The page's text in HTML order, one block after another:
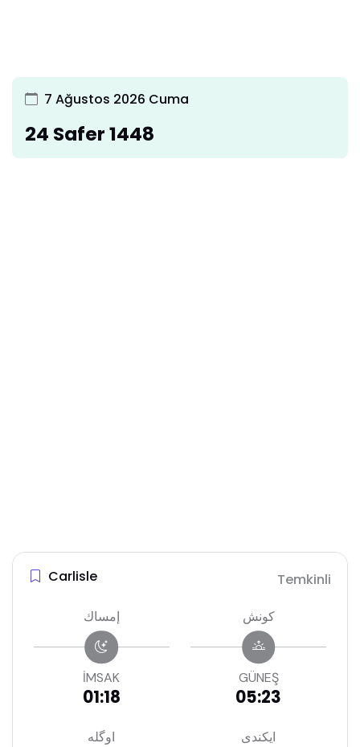
7 Ağustos 2026 Cuma
24 Safer 1448
Carlisle Temkinli
إمساك
İMSAK
01:18
كونش
GÜNEŞ
05:23
اوگله ايكندى